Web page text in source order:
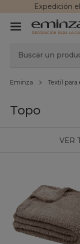
Expedición
DECORACIÓN PARA LA
Eminza Textil para
Topo
VER